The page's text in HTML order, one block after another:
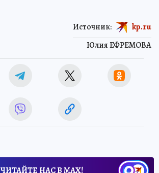
Юлия ЕФРЕМОВА
Источник: kp.ru
ЧИТАЙТЕ НАС В МАХ!